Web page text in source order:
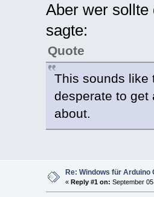
Aber wer sollte
sagte:
Quote
This sounds like
desperate to get
about.
Re: Windows für Arduino
« Reply #1 on: September